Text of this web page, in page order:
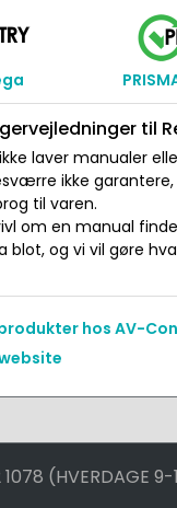
til
laver manualer
ikke
til varen.
om en manual
blot, og vi vil gøre
hos AV-
(HVERDAGE 9-